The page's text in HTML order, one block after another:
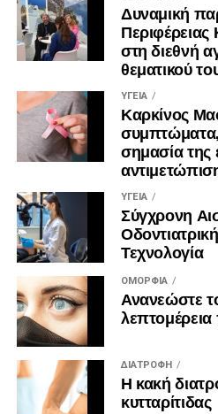
Δυναμική
στη διεθνή
θεματικού
ΥΓΕΊΑ
Καρκίνος
σημασία της
ΥΓΕΊΑ
Σύγχρονη
Τεχνολογία
ΟΜΟΡΦΙΆ
Ανανεώστε
ΔΙΑΤΡΟΦΉ
Η κακή
κυτταρίτιδας